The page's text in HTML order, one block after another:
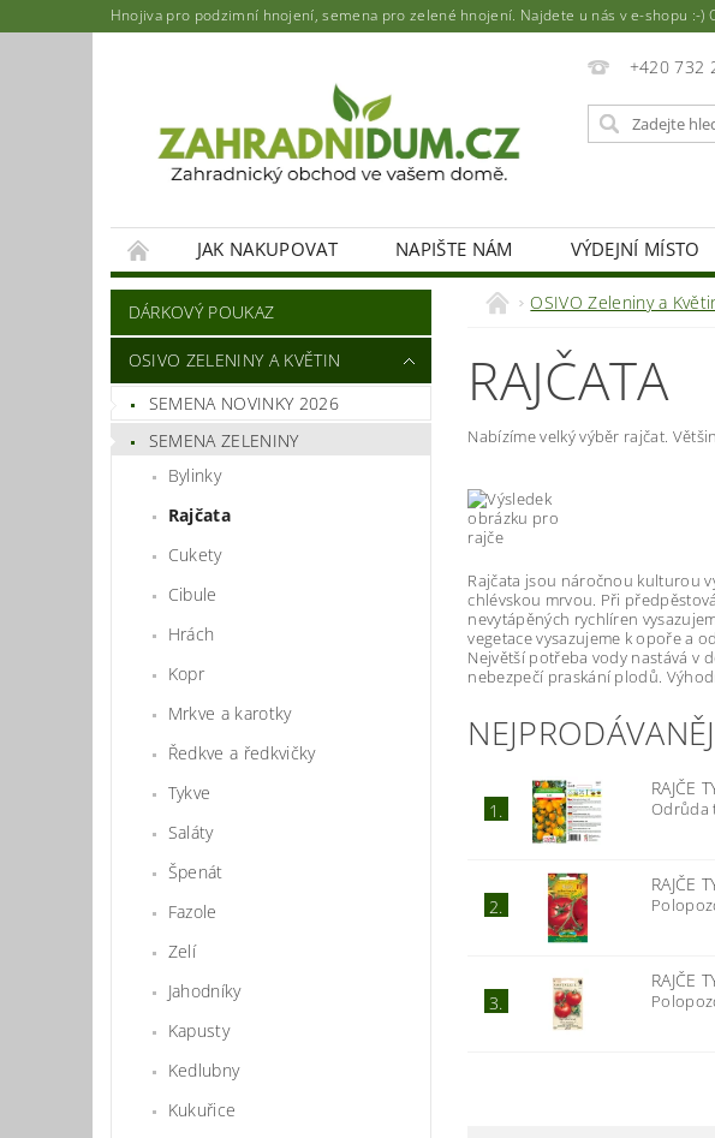
Hnojiva pro podzimní hnojení, semena pro zelené hnojení. Najdete u nás v e-shopu :-)
+420 732
JAK NAKUPOVAT NAPIŠTE NÁM VÝDEJNÍ MÍSTO
DÁRKOVÝ POUKAZ
OSIVO ZELENINY A KVĚTIN
SEMENA NOVINKY 2026
SEMENA ZELENINY
Bylinky
Rajčata
Cukety
Cibule
Hrách
Kopr
Mrkve a karotky
Ředkve a ředkvičky
Tykve
Saláty
Špenát
Fazole
Zelí
Jahodníky
Kapusty
Kedlubny
Kukuřice
OSIVO Zeleniny a
RAJČATA
Nabízíme velký výběr
Rajčata jsou náročnou kulturou
chlévskou mrvou. Při
nevytápěných rychlíren
vegetace vysazujeme k opoře a
Největší potřeba vody nastává v
nebezpečí praskání plodů.
1.
RAJČE
Odrůda
2.
RAJČE
3.
RAJČE